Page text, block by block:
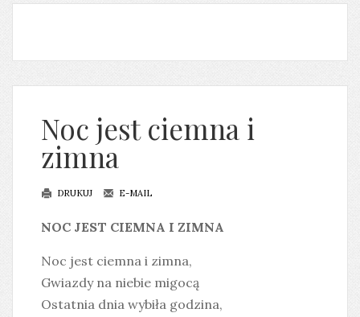
Noc jest ciemna i
zimna
DRUKUJ E-MAIL
NOC JEST CIEMNA I ZIMNA
Noc jest ciemna i zimna,
Gwiazdy na niebie migocą
Ostatnia dnia wybiła godzina,